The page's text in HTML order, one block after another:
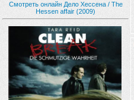
Смотреть онлайн Дело Хессена / The
Hessen affair (2009)